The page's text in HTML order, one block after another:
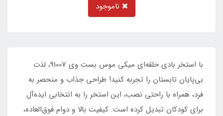
ناموجود
با استخر بادی حلقه‌ای میکی موس بست وی 91007، لذت
بی‌پایان تابستان را تجربه کنید! طراحی جذاب و منحصر به
فرد، همراه با راحتی نصب، این استخر را به انتخابی ایده‌آل
برای کودکان تبدیل کرده است. کیفیت بالا و دوام فوق‌العاده،